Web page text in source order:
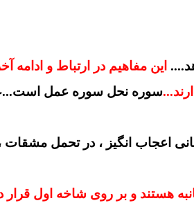
این مفاهیم در ارتباط و ادامه
سوره نحل سوره عمل
اعجاب انگیز ، در تحمل مشقات
هستند و بر روی شاخه اول قرار